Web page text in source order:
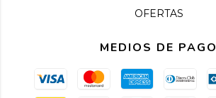
OFERTAS
MEDIOS DE PAGO